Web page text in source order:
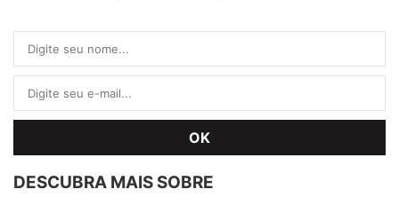
DESCUBRA MAIS SOBRE